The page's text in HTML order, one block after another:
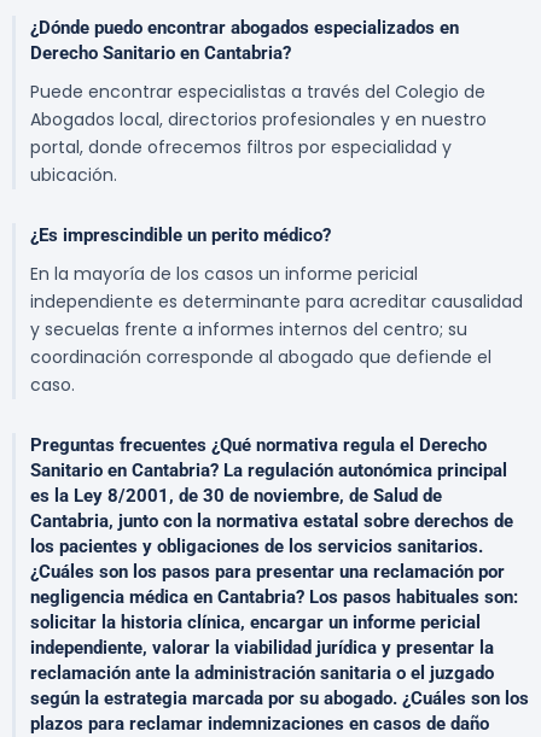
¿Dónde puedo encontrar abogados especializados en
Derecho Sanitario en Cantabria?
Puede encontrar especialistas a través del Colegio de
Abogados local, directorios profesionales y en nuestro
portal, donde ofrecemos filtros por especialidad y
ubicación.
¿Es imprescindible un perito médico?
En la mayoría de los casos un informe pericial
independiente es determinante para acreditar causalidad
y secuelas frente a informes internos del centro; su
coordinación corresponde al abogado que defiende el
caso.
Preguntas frecuentes ¿Qué normativa regula el Derecho
Sanitario en Cantabria? La regulación autonómica principal
es la Ley 8/2001, de 30 de noviembre, de Salud de
Cantabria, junto con la normativa estatal sobre derechos de
los pacientes y obligaciones de los servicios sanitarios.
¿Cuáles son los pasos para presentar una reclamación por
negligencia médica en Cantabria? Los pasos habituales son:
solicitar la historia clínica, encargar un informe pericial
independiente, valorar la viabilidad jurídica y presentar la
reclamación ante la administración sanitaria o el juzgado
según la estrategia marcada por su abogado. ¿Cuáles son los
plazos para reclamar indemnizaciones en casos de daño